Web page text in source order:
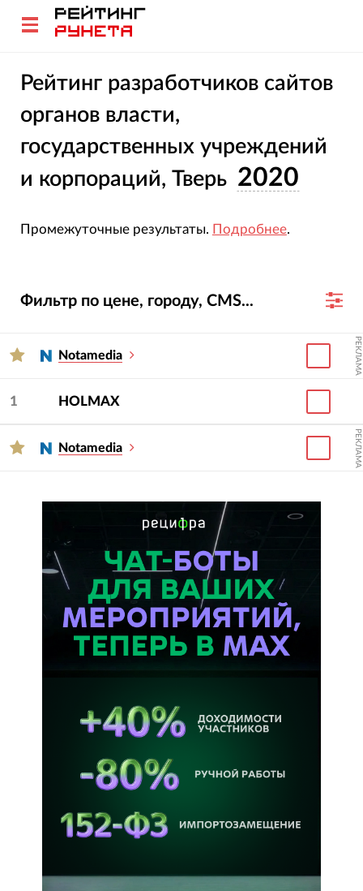
Рейтинг разработчиков сайтов
органов власти,
государственных учреждений
и корпораций, Тверь 2020
Промежуточные результаты. Подробнее.
Фильтр по цене, городу, CMS...
Notamedia РЕКЛАМА
1 HOLMAX
Notamedia РЕКЛАМА